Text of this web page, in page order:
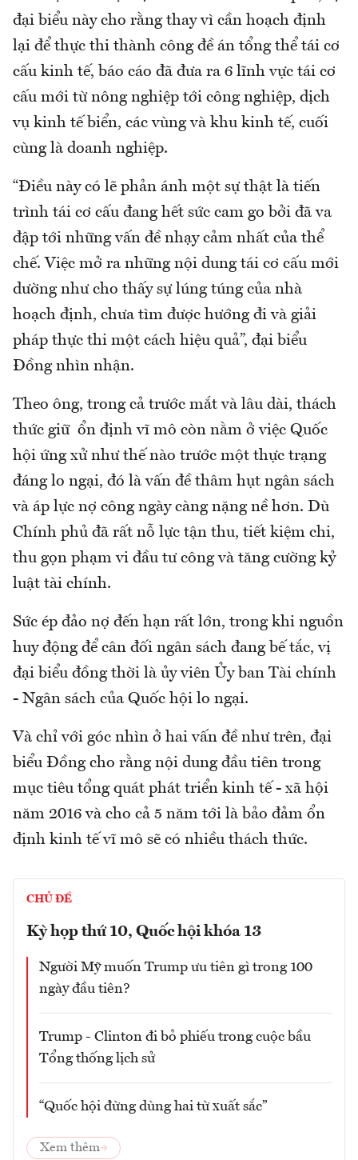
đại biểu này cho rằng thay vì cần hoạch định
lại để thực thi thành công đề án tổng thể tái cơ
cấu kinh tế, báo cáo đã đưa ra 6 lĩnh vực tái cơ
cấu mới từ nông nghiệp tới công nghiệp, dịch
vụ kinh tế biển, các vùng và khu kinh tế, cuối
cùng là doanh nghiệp.
“Điều này có lẽ phản ánh một sự thật là tiến
trình tái cơ cấu đang hết sức cam go bởi đã va
đập tới những vấn đề nhạy cảm nhất của thể
chế. Việc mở ra những nội dung tái cơ cấu mới
dường như cho thấy sự lúng túng của nhà
hoạch định, chưa tìm được hướng đi và giải
pháp thực thi một cách hiệu quả”, đại biểu
Đồng nhìn nhận.
Theo ông, trong cả trước mắt và lâu dài, thách
thức giữ ổn định vĩ mô còn nằm ở việc Quốc
hội ứng xử như thế nào trước một thực trạng
đáng lo ngại, đó là vấn đề thâm hụt ngân sách
và áp lực nợ công ngày càng nặng nề hơn. Dù
Chính phủ đã rất nỗ lực tận thu, tiết kiệm chi,
thu gọn phạm vi đầu tư công và tăng cường kỷ
luật tài chính.
Sức ép đảo nợ đến hạn rất lớn, trong khi nguồn
huy động để cân đối ngân sách đang bế tắc, vị
đại biểu đồng thời là ủy viên Ủy ban Tài chính
- Ngân sách của Quốc hội lo ngại.
Và chỉ với góc nhìn ở hai vấn đề như trên, đại
biểu Đồng cho rằng nội dung đầu tiên trong
mục tiêu tổng quát phát triển kinh tế - xã hội
năm 2016 và cho cả 5 năm tới là bảo đảm ổn
định kinh tế vĩ mô sẽ có nhiều thách thức.
CHỦ ĐỀ
Kỳ họp thứ 10, Quốc hội khóa 13
Người Mỹ muốn Trump ưu tiên gì trong 100
ngày đầu tiên?
Trump - Clinton đi bỏ phiếu trong cuộc bầu
Tổng thống lịch sử
“Quốc hội đừng dùng hai từ xuất sắc”
Xem thêm